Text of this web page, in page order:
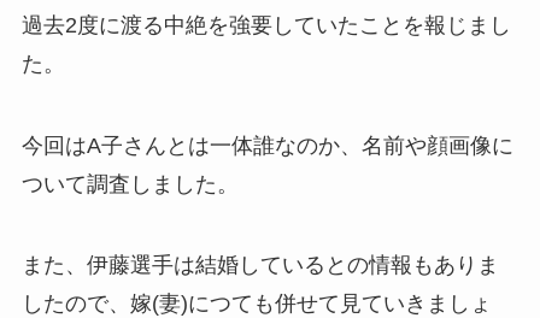
過去2度に渡る中絶を強要していたことを報じまし
た。
今回はA子さんとは一体誰なのか、名前や顔画像に
ついて調査しました。
また、伊藤選手は結婚しているとの情報もありま
したので、嫁(妻)につても併せて見ていきましょ